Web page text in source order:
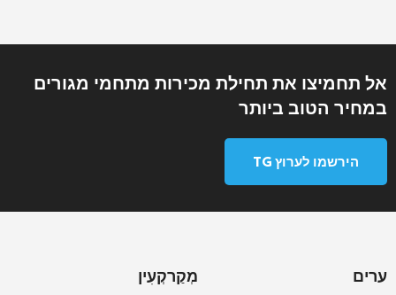
אל תחמיצו את תחילת מכירות מתחמי מגורים
במחיר הטוב ביותר
הירשמו לערוץ TG
ערים מְקַרקְעִין